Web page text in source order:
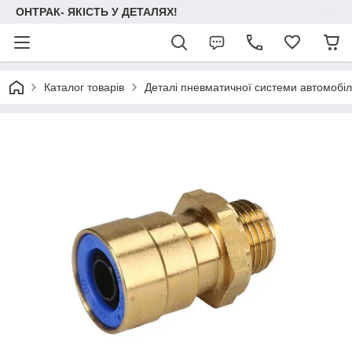
ОНТРАК- ЯКІСТЬ У ДЕТАЛЯХ!
Каталог товарів Деталі пневматичної системи